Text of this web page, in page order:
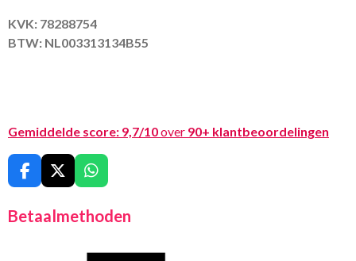
KVK: 78288754
BTW: NL003313134B55
Gemiddelde score: 9,7/10over 90+ klantbeoordelingen
F
a
c
e
X
W
h
t
A
Betaalmethoden